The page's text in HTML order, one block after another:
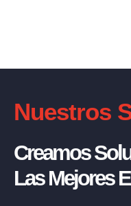
Nuestros
Creamos
Las Mejores